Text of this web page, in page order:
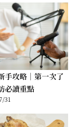
手攻略｜第一次了
必讀重點
31